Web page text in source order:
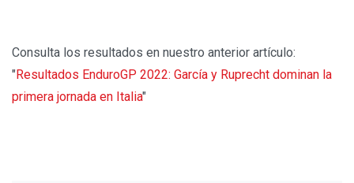
Consulta los resultados en nuestro anterior artículo:
"Resultados EnduroGP 2022: García y Ruprecht dominan la
primera jornada en Italia"